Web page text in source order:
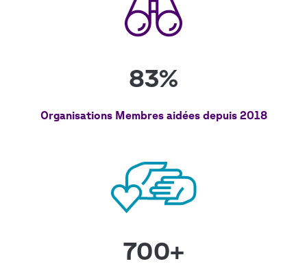
83%
Organisations Membres aidées depuis 2018
700+